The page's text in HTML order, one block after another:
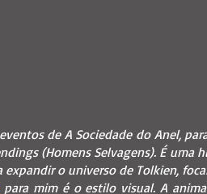
de A Sociedade do Anel,
(Homens Selvagens). É
expandir o universo de Tolkien,
para mim é o estilo visual. A